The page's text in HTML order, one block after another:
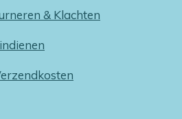
& Klachten